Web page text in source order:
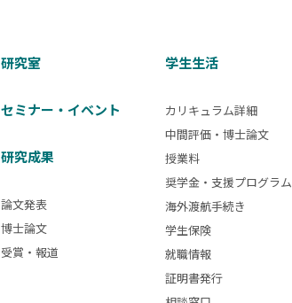
研究室
セミナー・イベント
研究成果
論文発表
博士論文
受賞・報道
学生生活
カリキュラム詳細
中間評価・博士論文
授業料
奨学金・支援プログラム
海外渡航手続き
学生保険
就職情報
証明書発行